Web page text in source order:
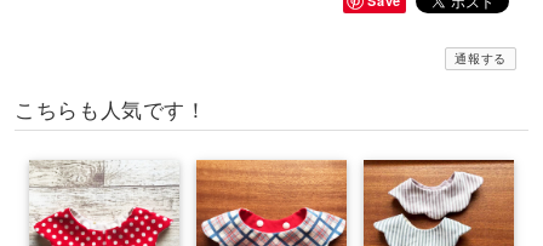
通報する
こちらも人気です！